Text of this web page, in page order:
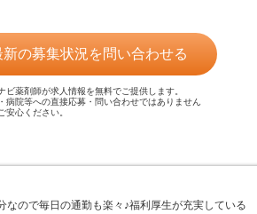
新の募集状況を問い合わせる
ビ薬剤師が求人情報を無料でご提供します。
病院等への直接応募・問い合わせではありません
安心ください。
ので毎日の通勤も楽々♪福利厚生が充実している